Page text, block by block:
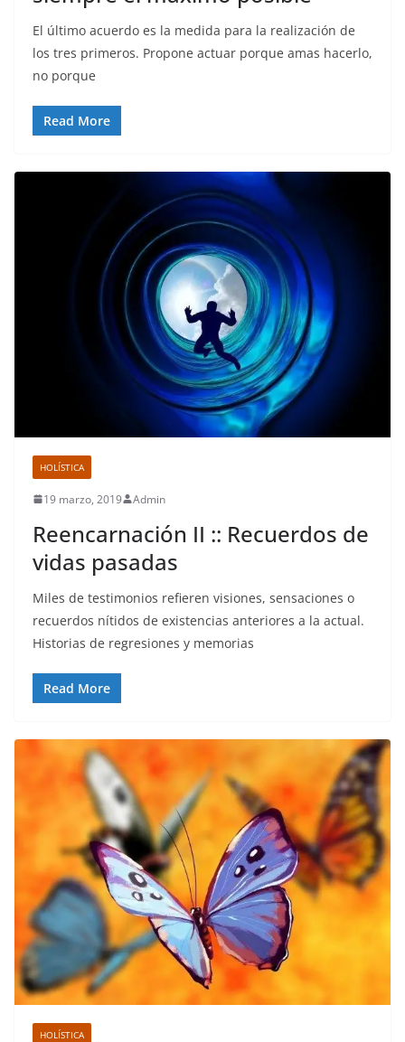
El último acuerdo es la medida para la realización de
los tres primeros. Propone actuar porque amas hacerlo,
no porque
Read More
HOLÍSTICA
19 marzo, 2019 Admin
Reencarnación II :: Recuerdos de
vidas pasadas
Miles de testimonios refieren visiones, sensaciones o
recuerdos nítidos de existencias anteriores a la actual.
Historias de regresiones y memorias
Read More
HOLÍSTICA